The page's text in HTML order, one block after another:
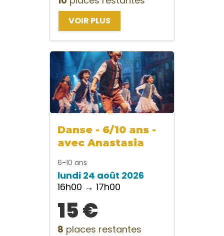
VOIR PLUS
Danse - 6/10 ans -
avec Anastasia
6-10 ans
lundi 24 août 2026
16h00 → 17h00
15 €
8 places restantes